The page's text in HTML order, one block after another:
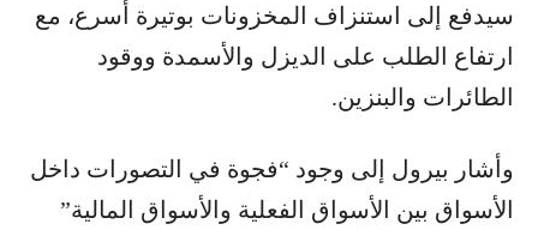
سيدفع إلى استنزاف المخزونات بوتيرة أسرع، مع
ارتفاع الطلب على الديزل والأسمدة ووقود
الطائرات والبنزين.
وأشار بيرول إلى وجود “فجوة في التصورات داخل
الأسواق بين الأسواق الفعلية والأسواق المالية”